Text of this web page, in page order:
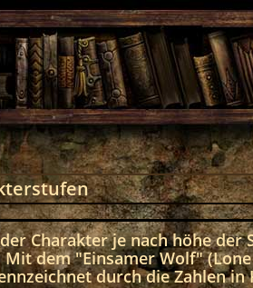
Charakter je nach höhe der
dem "Einsamer Wolf"
durch die Zahlen